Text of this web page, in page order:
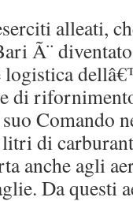
alleati,
Ã¨
di
Comando
di
anche agli
Da questi